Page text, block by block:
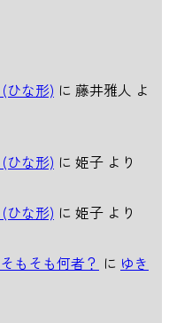
ひな形) に 藤井雅人 よ
ひな形) に 姫子 より
ひな形) に 姫子 より
もそも何者？ に ゆき